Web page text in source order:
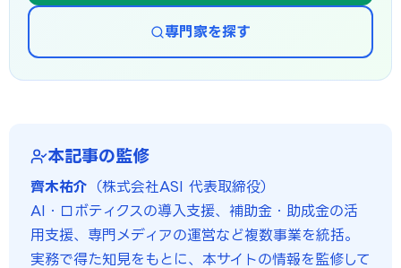
専門家を探す
本記事の監修
齊木祐介 （株式会社ASI 代表取締役）
AI・ロボティクスの導入支援、補助金・助成金の活
用支援、専門メディアの運営など複数事業を統括。
実務で得た知見をもとに、本サイトの情報を監修して